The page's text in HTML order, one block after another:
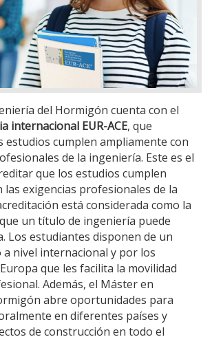
del Hormigón cuenta con el
internacional EUR-ACE, que
estudios cumplen ampliamente con
de la ingeniería. Este es el
que los estudios cumplen
las exigencias profesionales de la
está considerada como la
un título de ingeniería puede
Los estudiantes disponen de un
nivel internacional y por los
que les facilita la movilidad
Además, el Máster en
abre oportunidades para
en diferentes países y
de construcción en todo el